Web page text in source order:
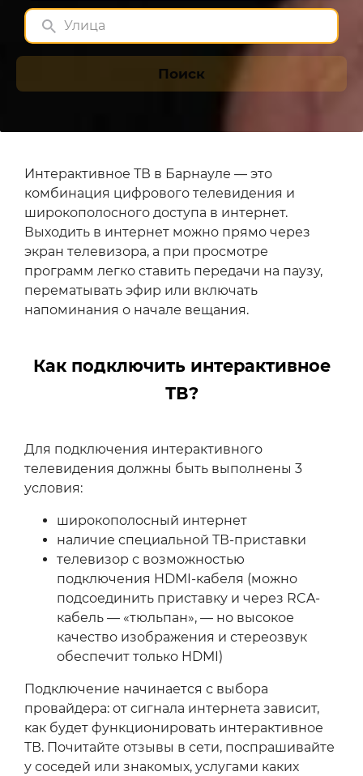
Улица
Поиск
Интерактивное ТВ в Барнауле — это
комбинация цифрового телевидения и
широкополосного доступа в интернет.
Выходить в интернет можно прямо через
экран телевизора, а при просмотре
программ легко ставить передачи на паузу,
перематывать эфир или включать
напоминания о начале вещания.
Как подключить интерактивное
ТВ?
Для подключения интерактивного
телевидения должны быть выполнены 3
условия:
широкополосный интернет
наличие специальной ТВ-приставки
телевизор с возможностью
подключения HDMI-кабеля (можно
подсоединить приставку и через RCA-
кабель — «тюльпан», — но высокое
качество изображения и стереозвук
обеспечит только HDMI)
Подключение начинается с выбора
провайдера: от сигнала интернета зависит,
как будет функционировать интерактивное
ТВ. Почитайте отзывы в сети, поспрашивайте
у соседей или знакомых, услугами каких